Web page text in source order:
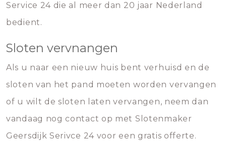
Service 24 die al meer dan 20 jaar Nederland
bedient.
Sloten vervnangen
Als u naar een nieuw huis bent verhuisd en de
sloten van het pand moeten worden vervangen
of u wilt de sloten laten vervangen, neem dan
vandaag nog contact op met Slotenmaker
Geersdijk Serivce 24 voor een gratis offerte.